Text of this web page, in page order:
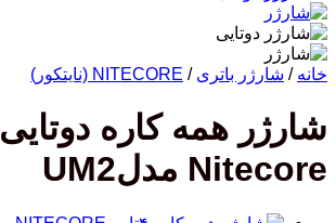
خانه / شارژر باتری / NITECORE (نایتکور)
شارژر همه کاره دوتایی
Nitecore مدلUM2